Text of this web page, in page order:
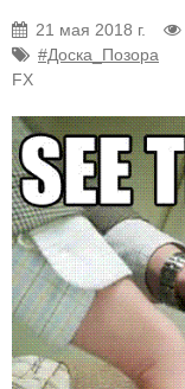
21 мая 2018 г.
#Доска_Позора
FX